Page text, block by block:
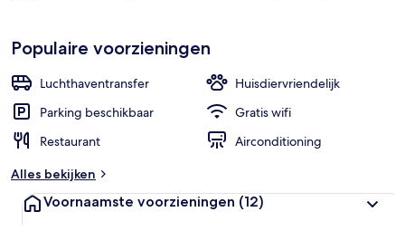
Populaire voorzieningen
Luchthaventransfer
Huisdiervriendelijk
Parking beschikbaar
Gratis wifi
Restaurant
Airconditioning
Alles bekijken
Voornaamste voorzieningen (12)